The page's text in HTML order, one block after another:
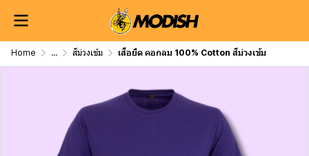
Home ... สีม่วงเข้ม เสื้อยืด คอกลม 100% Cotton สีม่วงเข้ม